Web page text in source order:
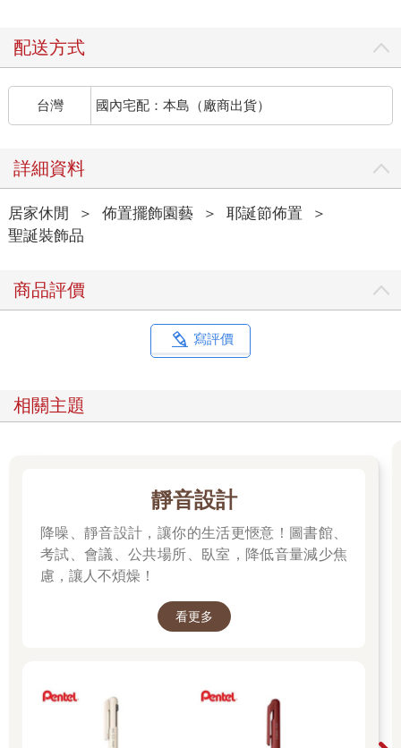
配送方式
台灣 國內宅配：本島（廠商出貨）
詳細資料
居家休閒 ＞ 佈置擺飾園藝 ＞ 耶誕節佈置
＞
聖誕裝飾品
商品評價
寫評價
相關主題
靜音設計
降噪、靜音設計，讓你的生活更愜意！圖書館、
考試、會議、公共場所、臥室，降低音量減少焦
慮，讓人不煩燥！
看更多